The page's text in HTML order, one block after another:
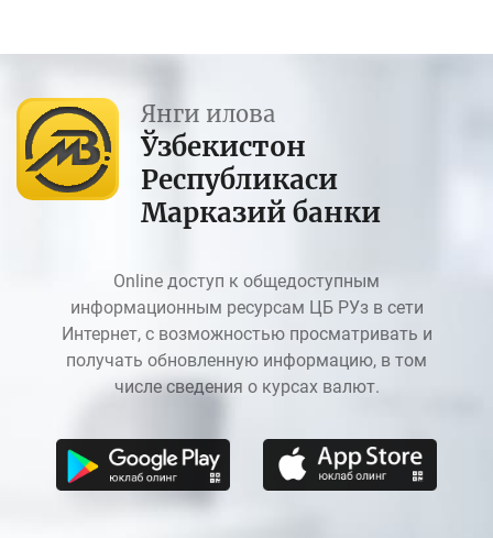
Янги илова
Ўзбекистон
Республикаси
Марказий банки
Online доступ к общедоступным
информационным ресурсам ЦБ РУз в сети
Интернет, с возможностью просматривать и
получать обновленную информацию, в том
числе сведения о курсах валют.